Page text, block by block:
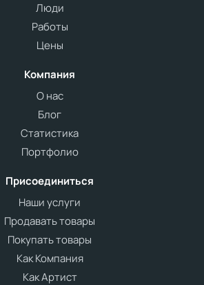
Люди
Работы
Цены
Компания
О нас
Блог
Статистика
Портфолио
Присоединиться
Наши услуги
Продавать товары
Покупать товары
Как Компания
Как Артист